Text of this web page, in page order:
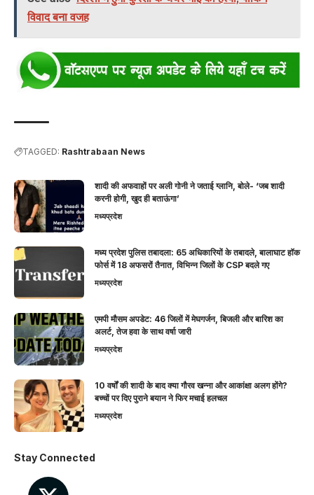
विवाद बना वजह
TAGGED: Rashtrabaan News
शादी की अफवाहों पर अली गोनी ने जताई ग्लानि, बोले- ‘जब शादी
करनी होगी, खुद ही बताऊंगा’
मध्यप्रदेश
मध्य प्रदेश पुलिस तबादला: 65 अधिकारियों के तबादले, बालाघाट हॉक
फोर्स में 18 अफसरों तैनात, विभिन्न जिलों के CSP बदले गए
मध्यप्रदेश
एमपी मौसम अपडेट: 46 जिलों में मेघगर्जन, बिजली और बारिश का
अलर्ट, तेज हवा के साथ वर्षा जारी
मध्यप्रदेश
10 वर्षों की शादी के बाद क्या गौरव खन्ना और आकांक्षा अलग होंगे?
बच्चों पर दिए पुराने बयान ने फिर मचाई हलचल
मध्यप्रदेश
Stay Connected